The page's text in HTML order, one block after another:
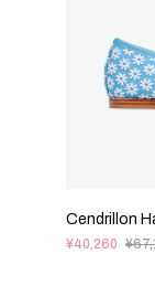
Cendrillon
¥40,260